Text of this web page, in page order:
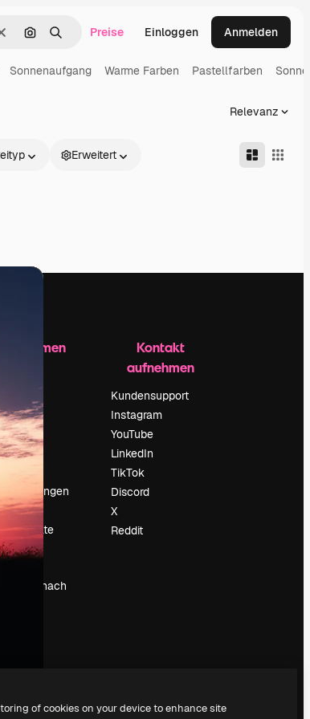
LöschenNach Bild suchen
SuchenPreise Einloggen Anmelden
Sonnenaufgang Warme Farben Pastellfarben
Relevanz
Erweitert
Inhalte
du nach
Kontakt
aufnehmen
Kundensupport
Instagram
YouTube
LinkedIn
TikTok
Discord
X
Reddit
of cookies on your device to enhance site